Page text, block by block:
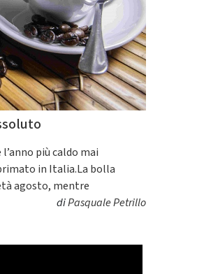
più caldo mai
in Italia.La bolla
agosto, mentre
diPasquale Petrillo